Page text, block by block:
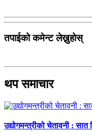
तपाईको कमेन्ट लेख्नुहोस्
थप समाचार
उद्योगमन्त्रीको चेतावनी : सात